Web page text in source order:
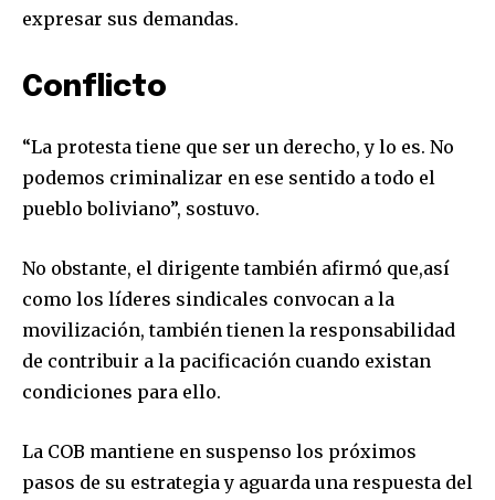
expresar sus demandas.
Conflicto
“La protesta tiene que ser un derecho, y lo es. No
podemos criminalizar en ese sentido a todo el
pueblo boliviano”, sostuvo.
No obstante, el dirigente también afirmó que,así
como los líderes sindicales convocan a la
movilización, también tienen la responsabilidad
de contribuir a la pacificación cuando existan
condiciones para ello.
La COB mantiene en suspenso los próximos
pasos de su estrategia y aguarda una respuesta del